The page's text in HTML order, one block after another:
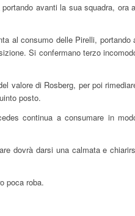
avanti la sua squadra, ora
al consumo delle Pirelli, portando
Si confermano terzo
valore di Rosberg, per poi
posto.
continua a consumare in
dovrà darsi una calmata e
poca roba.